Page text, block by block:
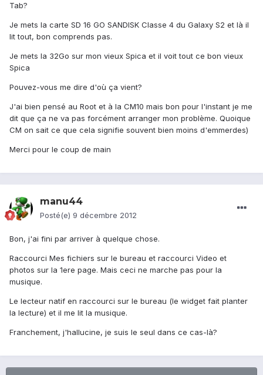
Tab?
Je mets la carte SD 16 GO SANDISK Classe 4 du Galaxy S2 et là il
lit tout, bon comprends pas.
Je mets la 32Go sur mon vieux Spica et il voit tout ce bon vieux
Spica
Pouvez-vous me dire d'où ça vient?
J'ai bien pensé au Root et à la CM10 mais bon pour l'instant je me
dit que ça ne va pas forcément arranger mon problème. Quoique
CM on sait ce que cela signifie souvent bien moins d'emmerdes)
Merci pour le coup de main
manu44
Posté(e) 9 décembre 2012
Bon, j'ai fini par arriver à quelque chose.
Raccourci Mes fichiers sur le bureau et raccourci Video et
photos sur la 1ere page. Mais ceci ne marche pas pour la
musique.
Le lecteur natif en raccourci sur le bureau (le widget fait planter
la lecture) et il me lit la musique.
Franchement, j'hallucine, je suis le seul dans ce cas-là?